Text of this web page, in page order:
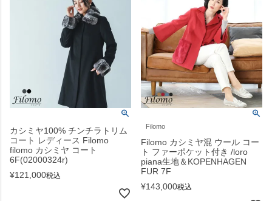
カシミヤ100% チンチラトリム
コート レディース Filomo
filomo カシミヤ コート
6F(02000324r)
¥121,000税込
Filomo
Filomo カシミヤ混 ウール コー
ト ファーポケット付き /loro
piana生地＆KOPENHAGEN
FUR 7F
¥143,000税込